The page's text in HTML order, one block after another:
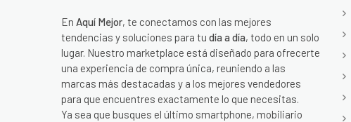
En Aquí Mejor, te conectamos con las mejores
tendencias y soluciones para tu día a día, todo en un solo
lugar. Nuestro marketplace está diseñado para ofrecerte
una experiencia de compra única, reuniendo a las
marcas más destacadas y a los mejores vendedores
para que encuentres exactamente lo que necesitas.
Ya sea que busques el último smartphone, mobiliario